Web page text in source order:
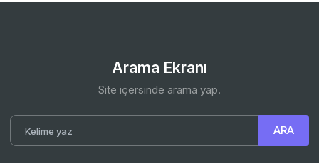
Arama Ekranı
Site içersinde arama yap.